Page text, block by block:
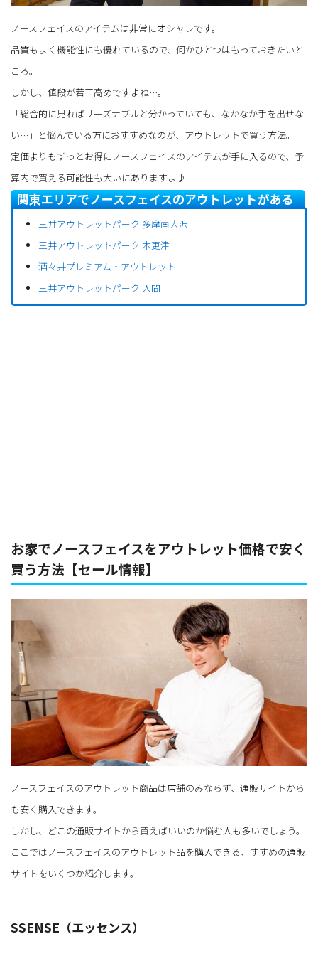
ノースフェイスのアイテムは非常にオシャレです。
品質もよく機能性にも優れているので、何かひとつはもっておきたいと
ころ。
しかし、値段が若干高めですよね…。
「総合的に見ればリーズナブルと分かっていても、なかなか手を出せな
い…」と悩んでいる方におすすめなのが、アウトレットで買う方法。
定価よりもずっとお得にノースフェイスのアイテムが手に入るので、予
算内で買える可能性も大いにありますよ♪
関東エリアでノースフェイスのアウトレットがある
モール三井アウトレットパーク 多摩南大沢
三井アウトレットパーク 木更津
酒々井プレミアム・アウトレット
三井アウトレットパーク 入間
お家でノースフェイスをアウトレット価格で安く
買う方法【セール情報】
ノースフェイスのアウトレット商品は店舗のみならず、通販サイトから
も安く購入できます。
しかし、どこの通販サイトから買えばいいのか悩む人も多いでしょう。
ここではノースフェイスのアウトレット品を購入できる、すすめの通販
サイトをいくつか紹介します。
SSENSE（エッセンス）